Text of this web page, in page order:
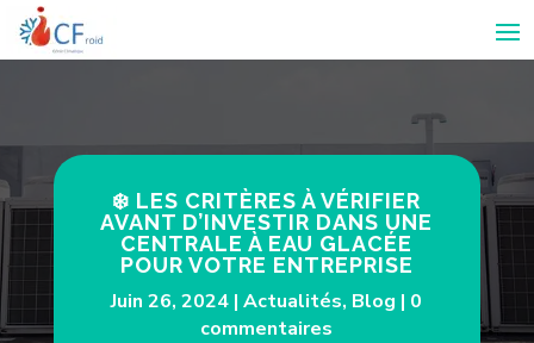
❄️ LES CRITÈRES À VÉRIFIER
AVANT D’INVESTIR DANS UNE
CENTRALE À EAU GLACÉE
POUR VOTRE ENTREPRISE
Juin 26, 2024 Actualités, Blog
0
commentaires